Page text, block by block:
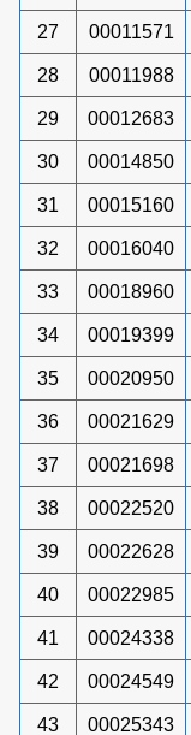
27 00011571
28 00011988
29 00012683
30 00014850
31 00015160
32 00016040
33 00018960
34 00019399
35 00020950
36 00021629
37 00021698
38 00022520
39 00022628
40 00022985
41 00024338
42 00024549
43 00025343